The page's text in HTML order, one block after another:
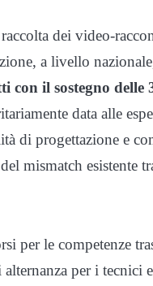
dei video-
a livello
il sostegno delle
data alle
di progettazione e
mismatch esistente
per le competenze
per i tecnici